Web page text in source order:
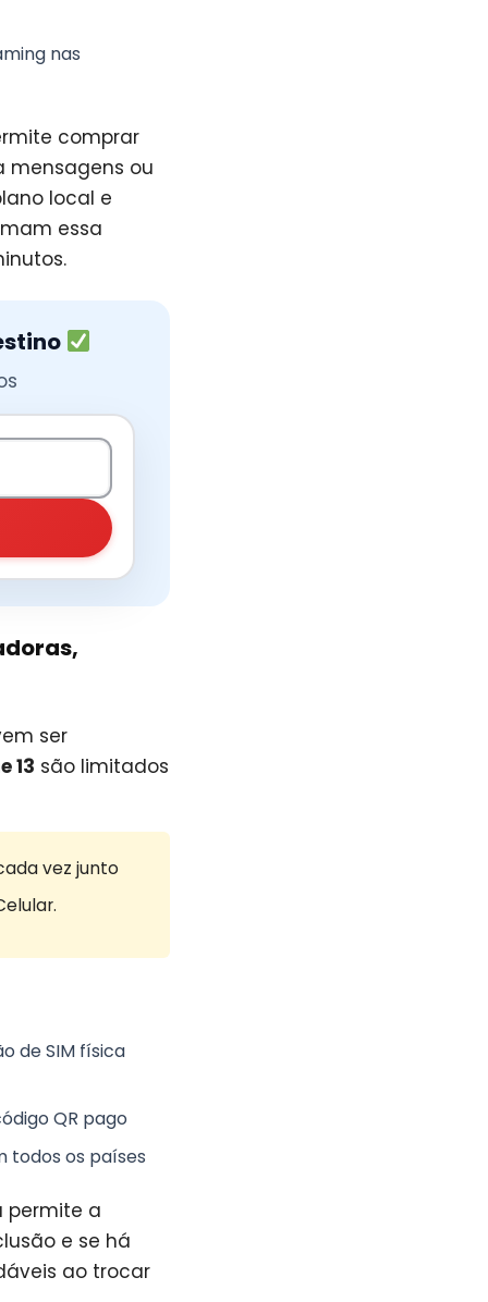
nas
comprar
mensagens ou
local e
essa
ser
13 são limitados
vez junto
de SIM física
QR pago
todos os países
permite a
e se há
ao trocar